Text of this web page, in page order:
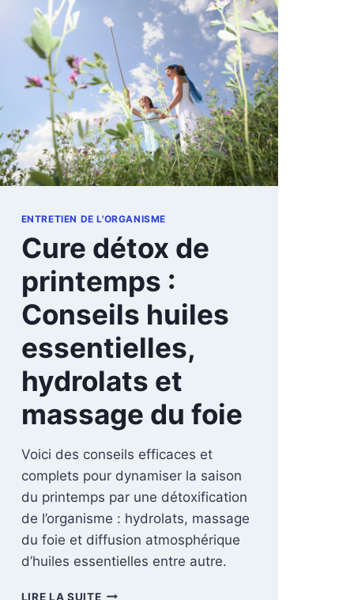
ENTRETIEN DE L'ORGANISME
Cure détox de
printemps :
Conseils huiles
essentielles,
hydrolats et
massage du foie
Voici des conseils efficaces et
complets pour dynamiser la saison
du printemps par une détoxification
de l’organisme : hydrolats, massage
du foie et diffusion atmosphérique
d’huiles essentielles entre autre.
LIRE LA SUITECURE